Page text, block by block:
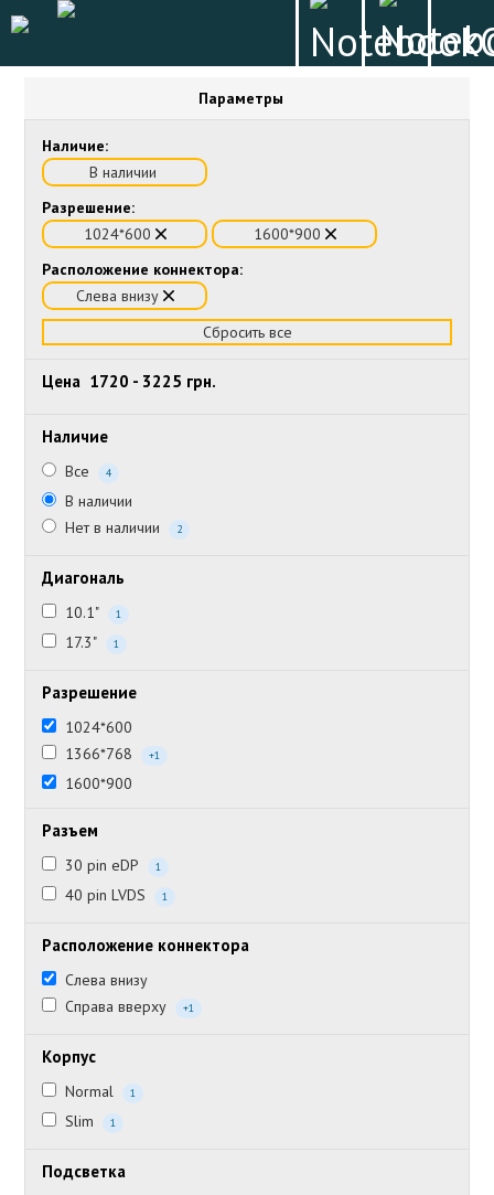
Параметры
Наличие:
В наличии
Разрешение:
1024*600
1600*900
Расположение коннектора:
Слева внизу
Сбросить все
Цена 1720 - 3225 грн.
Наличие
Все 4
В наличии
Нет в наличии
2
Диагональ
10.1" 1
17.3" 1
Разрешение
1024*600
1366*768
+1
1600*900
Разъем
30 pin eDP 1
40 pin LVDS 1
Расположение коннектора
Слева внизу
Справа вверху
+1
Корпус
Normal 1
Slim 1
Подсветка